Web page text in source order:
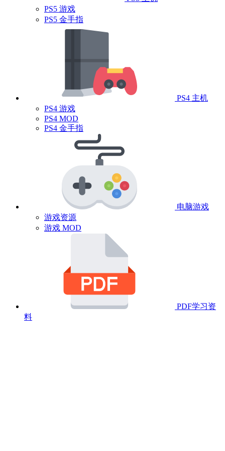
PS5 游戏
PS5 金手指
PS4 主机
PS4 游戏
PS4 MOD
PS4 金手指
电脑游戏
游戏资源
游戏 MOD
PDF学习资
料